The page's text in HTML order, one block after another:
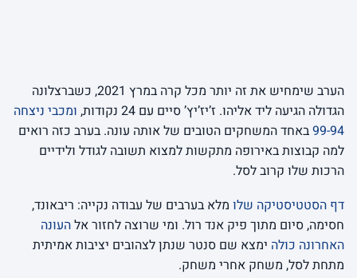
הערב שימחיש את זה יותר מכל קרה במרץ 2021, כשברצלונה
הגדולה הגיעה ליד אליהו. ז’יז’יץ’ סיים עם 24 נקודות,
ומכבי ניצחה
99-94באחד המשחקים הטובים של אותה עונה. בערב כזה רואים
למה קבוצות באירופה מתקשות למצוא תשובה לגודל ולידיים
הרכות שלו קרוב לסל.
דף הסטטיסטיקה שלו מלא בערבים של עבודה נקייה: ריבאונד,
חסימה, סיום מתוך פיק אנד רול. ומי שרוצה לחזור אלהעונה
האחרונה כולה ימצא שם סנטר שנתן לצהובים יציבות אמיתית
מתחת לסל, משחק אחרי משחק.